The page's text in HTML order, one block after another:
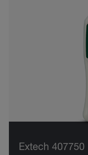
Extech 407750